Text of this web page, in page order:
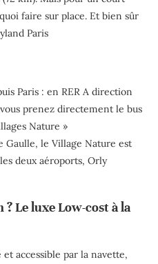
faire sur place. Et bien sûr
Paris
Paris : en RER A direction
prenez directement le bus
Nature »
Gaulle, le Village Nature est
deux aéroports, Orly
Le luxe Low-cost à la
accessible par la navette,